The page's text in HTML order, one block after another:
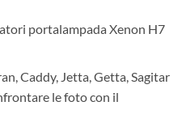
portalampada Xenon H7
Caddy, Jetta, Getta, Sagitar
le foto con il